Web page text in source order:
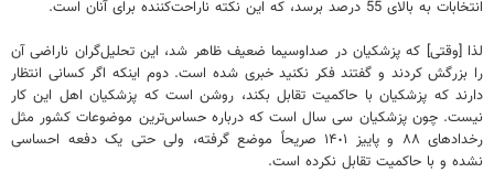
انتخابات به بالای 55 درصد برسد، که این نکته ناراحت‌کننده برای آنان است.
لذا [وقتی] که پزشکیان در صداوسیما ضعیف ظاهر شد، این تحلیل‌گران ناراضی آن
را بزرگش کردند و گفتند فکر نکنید خبری شده است. دوم اینکه اگر کسانی انتظار
دارند که پزشکیان با حاکمیت تقابل بکند، روشن است که پزشکیان اهل این کار
نیست. چون پزشکیان سی سال است که درباره حساس‌ترین موضوعات کشور مثل
رخدادهای ٨٨ و پاییز ١۴٠١ صریحاً موضع گرفته، ولی حتی یک دفعه احساسی
نشده و با حاکمیت تقابل نکرده است.